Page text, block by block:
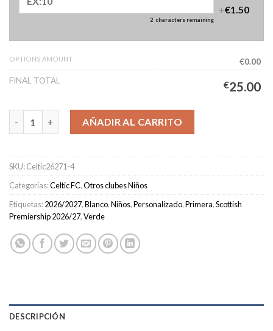
2 characters remaining
+€1.50
OPTIONS AMOUNT
€0.00
FINAL TOTAL
€25.00
Camiseta Celtic FC Primera Equipación Niños 2026/2027
AÑADIR AL CARRITO
SKU:Celtic26271-4
Categorías:Celtic FC,Otros clubes Niños
Etiquetas:2026/2027,Blanco,Niños,Personalizado,Primera,Scottish
Premiership 2026/27,Verde
DESCRIPCIÓN